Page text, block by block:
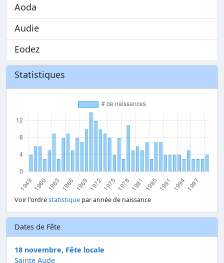
Aoda
Audie
Eodez
Statistiques
Voir l'ordrestatistique par année de naissance
Dates de Fête
18 novembre, Fête locale
Sainte Aude